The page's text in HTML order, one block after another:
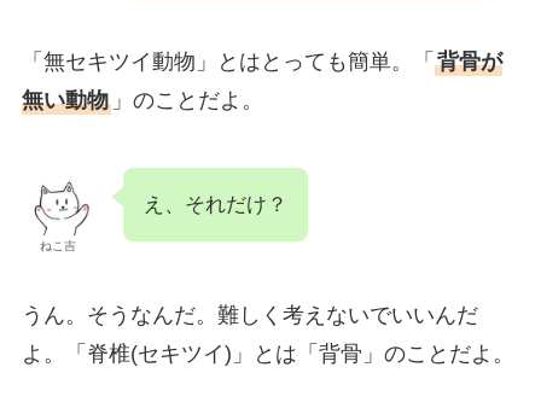
「無セキツイ動物」とはとっても簡単。「 背骨が
無い動物」のことだよ。
ねこ吉
え、それだけ？
うん。そうなんだ。難しく考えないでいいんだ
よ。「脊椎(セキツイ)」とは「背骨」のことだよ。